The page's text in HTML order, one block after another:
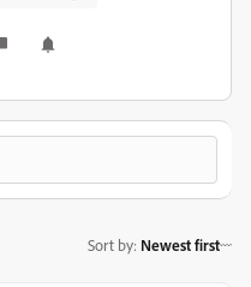
Sort by: Newest first